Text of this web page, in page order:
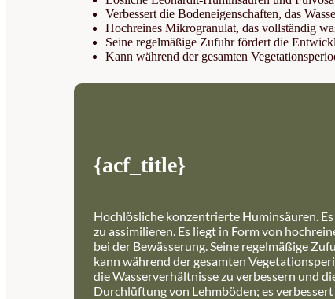
Verbessert die Bodeneigenschaften, das
Hochreines Mikrogranulat, das vollständig
Seine regelmäßige Zufuhr fördert die
Kann während der gesamten
{acf_title}
Hochlösliche konzentrierte Huminsäuren.
zu assimilieren. Es liegt in Form von
bei der Bewässerung. Seine regelmäßige
kann während der gesamten
die Wasserverhältnisse zu verbessern und
Durchlüftung von Lehmböden; es